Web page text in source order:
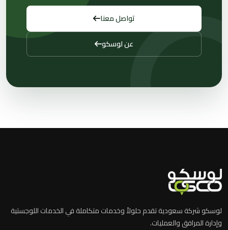
تواصل معنا
عن لوسكو
لوسكو شركة سعودية تقدم حلولاً وخدمات متكاملة في الخدمات اللوجستية
وإدارة المرافق والعمليات.